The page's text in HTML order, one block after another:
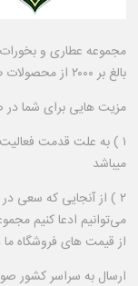
بالغ بر ۲۰۰۰ از محصولات طب سنتی ، طب اسلامی و طب روحانی را فراهم آورد
مزیت هایی برای شما
۱ ) به علت قدمت
میباشد
۲ ) از آنجایی که سعی
می‌توانیم ادعا کنیم
از قیمت های فروشگاه ما
ارسال به سراسر کشور